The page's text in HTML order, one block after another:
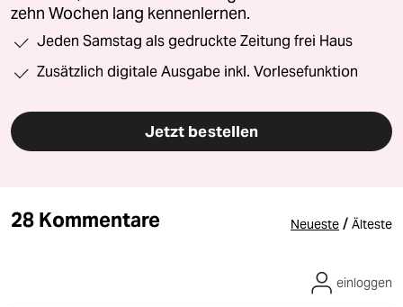
zehn Wochen lang kennenlernen.
Jeden Samstag als gedruckte Zeitung frei Haus
Zusätzlich digitale Ausgabe inkl. Vorlesefunktion
Jetzt bestellen
28 Kommentare Neueste / Älteste
einloggen